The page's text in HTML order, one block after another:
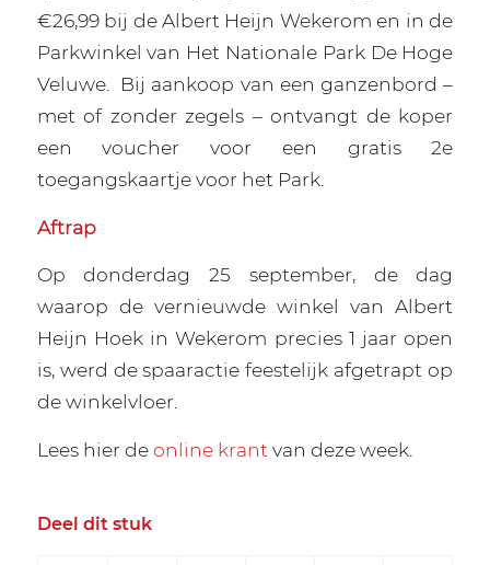
€26,99 bij de Albert Heijn Wekerom en in de
Parkwinkel van Het Nationale Park De Hoge
Veluwe.
Bij aankoop van een ganzenbord –
met of zonder zegels – ontvangt de koper
een voucher voor een gratis 2e
toegangskaartje voor het Park.
Aftrap
Op donderdag 25 september, de dag
waarop de vernieuwde winkel van Albert
Heijn Hoek in Wekerom precies 1 jaar open
is, werd de spaaractie feestelijk afgetrapt op
de winkelvloer.
Lees hier deonline krant van deze week.
Deel dit stuk